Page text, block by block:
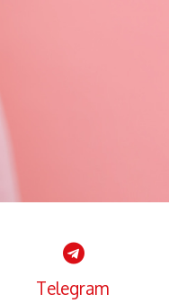
Telegram